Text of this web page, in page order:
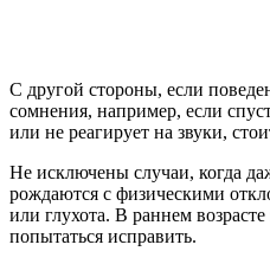
С другой стороны, если
сомнения, например, если
или не реагирует на звуки,
Не исключены случаи, когда
рождаются с физическими
или глухота. В раннем
попытаться исправить.